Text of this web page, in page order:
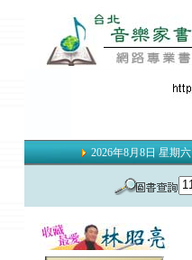
2026年8月8日 星期六